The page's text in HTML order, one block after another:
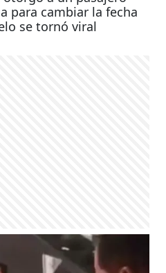
para cambiar la fecha
se tornó viral